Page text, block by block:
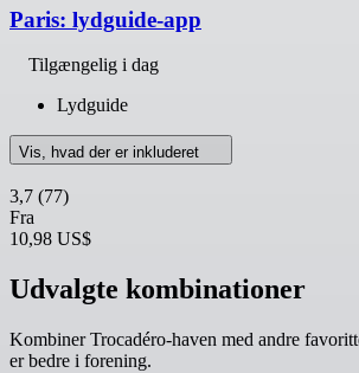
Paris: lydguide-app
Tilgængelig i dag
Lydguide
Vis, hvad der er inkluderet
3,7 (77)
Fra
10,98 US$
Udvalgte kombinationer
Kombiner Trocadéro-haven med andre
er bedre i forening.